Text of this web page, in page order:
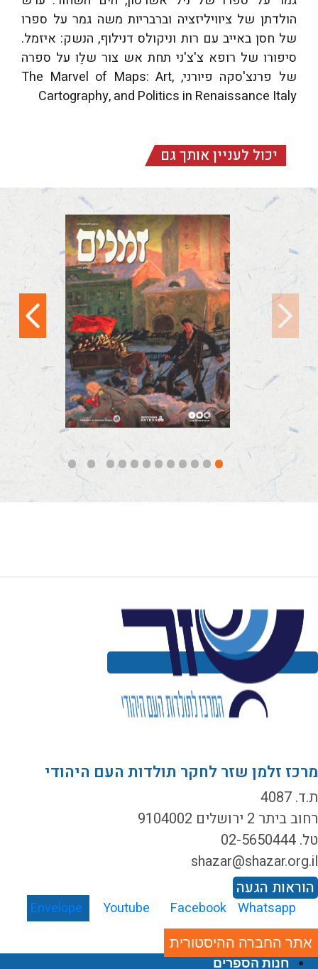
הולדתן של ציוויליזציה וברבריות משה גמר על ספרו
של חסן באייב עם רות וניקולס דנילוף, הנשק: איזמל.
סיפורו של רופא צ'צ'ני תחת אש צור שלֵו על ספרה
של פרנצ'סקה פיורני, The Marvel of Maps: Art,
Cartography, and Politics in Renaissance Italy
יכול לעניין אותך גם
זמנים – רבעון
להיסטוריה – גיליון
137
דבר המערכת קובץ
מיוחד: מאה שנים
למהפכות 1917 ברוסיה
ורה קפלן...
קראו עוד
1
3
7
9
11
12
זלמן שזר לחקר תולדות העם היהודי
4087
ביתר 2 ירושלים 9104002
הגעה
Envelope Youtube Facebook Whatsapp
אתר החברה ההיסטורית
חנות הספרים